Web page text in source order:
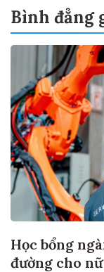
Bình đẳng
Học bổng
đường cho